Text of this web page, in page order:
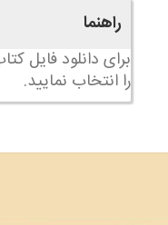
راهنما
برای دانلود فایل
را انتخاب نمایید.